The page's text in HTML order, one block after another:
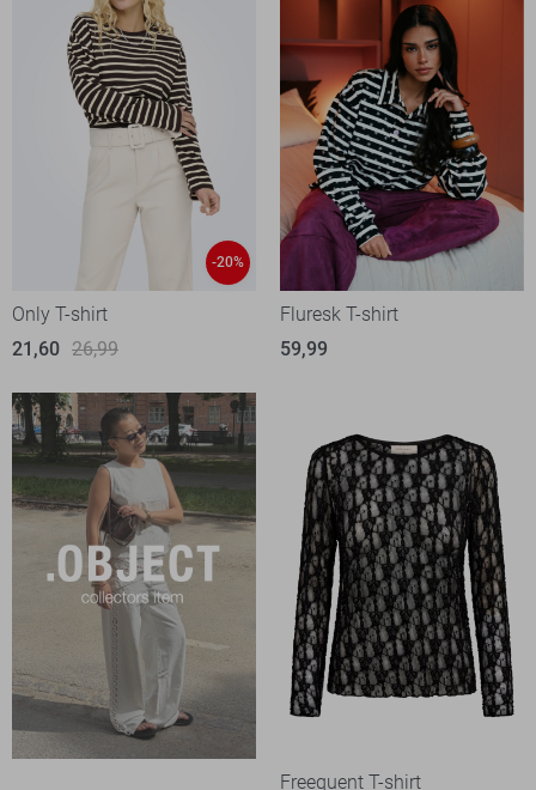
-20%
Only T-shirt
21,60 26,99
Fluresk T-shirt
59,99
Freequent T-shirt